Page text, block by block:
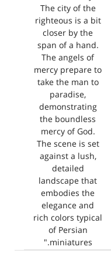
The city of the
righteous is a bit
closer by the
span of a hand.
The angels of
mercy prepare to
take the man to
paradise,
demonstrating
the boundless
mercy of God.
The scene is set
against a lush,
detailed
landscape that
embodies the
elegance and
rich colors typical
of Persian
miniatures."